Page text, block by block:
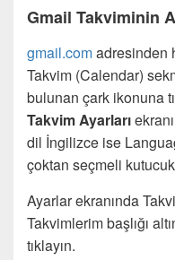
Gmail Takviminin
gmail.comadresinden
Takvim (Calendar)
bulunan çark ikonuna
Takvim Ayarları
dil İngilizce ise
çoktan seçmeli
Ayarlar ekranında
Takvimlerim başlığı
tıklayın.